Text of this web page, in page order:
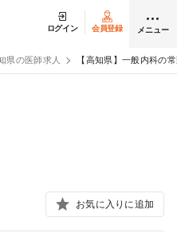
ログイン 会員登録 メニュー
県の医師求人 【高知県】一般内科の
お気に入りに追加